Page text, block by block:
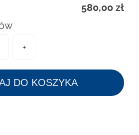
580,00 zł
+
DO KOSZYKA